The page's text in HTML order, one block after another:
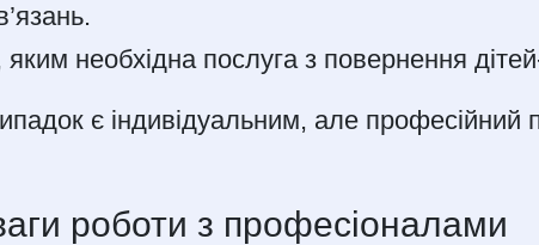
яким необхідна послуга з повернення
є індивідуальним, але професійний
роботи з професіоналами